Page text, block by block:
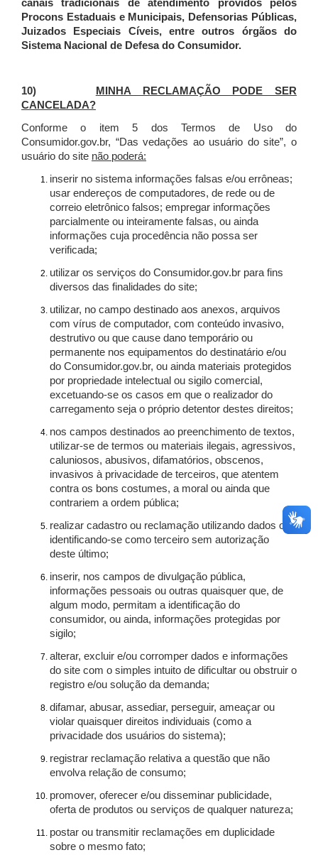
canais tradicionais de atendimento providos pelos
Procons Estaduais e Municipais, Defensorias Públicas,
Juizados Especiais Cíveis, entre outros órgãos do
Sistema Nacional de Defesa do Consumidor.
10)
MINHA RECLAMAÇÃO PODE SER
CANCELADA?
Conforme o item 5 dos Termos de Uso do
Consumidor.gov.br, “Das vedações ao usuário do site”, o
usuário do site não poderá:
inserir no sistema informações falsas e/ou errôneas;
usar endereços de computadores, de rede ou de
correio eletrônico falsos; empregar informações
parcialmente ou inteiramente falsas, ou ainda
informações cuja procedência não possa ser
verificada;
utilizar os serviços do Consumidor.gov.br para fins
diversos das finalidades do site;
utilizar, no campo destinado aos anexos, arquivos
com vírus de computador, com conteúdo invasivo,
destrutivo ou que cause dano temporário ou
permanente nos equipamentos do destinatário e/ou
do Consumidor.gov.br, ou ainda materiais protegidos
por propriedade intelectual ou sigilo comercial,
excetuando-se os casos em que o realizador do
carregamento seja o próprio detentor destes direitos;
nos campos destinados ao preenchimento de textos,
utilizar-se de termos ou materiais ilegais, agressivos,
caluniosos, abusivos, difamatórios, obscenos,
invasivos à privacidade de terceiros, que atentem
contra os bons costumes, a moral ou ainda que
contrariem a ordem pública;
realizar cadastro ou reclamação utilizando dados ou
identificando-se como terceiro sem autorização
deste último;
inserir, nos campos de divulgação pública,
informações pessoais ou outras quaisquer que, de
algum modo, permitam a identificação do
consumidor, ou ainda, informações protegidas por
sigilo;
alterar, excluir e/ou corromper dados e informações
do site com o simples intuito de dificultar ou obstruir o
registro e/ou solução da demanda;
difamar, abusar, assediar, perseguir, ameaçar ou
violar quaisquer direitos individuais (como a
privacidade dos usuários do sistema);
registrar reclamação relativa a questão que não
envolva relação de consumo;
promover, oferecer e/ou disseminar publicidade,
oferta de produtos ou serviços de qualquer natureza;
postar ou transmitir reclamações em duplicidade
sobre o mesmo fato;